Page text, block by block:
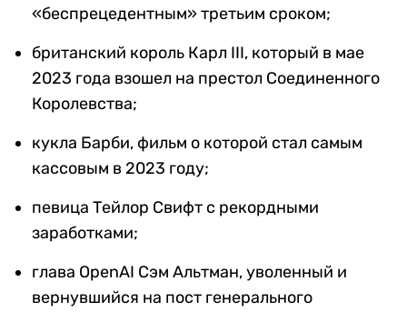
«беспрецедентным» третьим сроком;
британский король Карл III, который в мае
2023 года взошел на престол Соединенного
Королевства;
кукла Барби, фильм о которой стал самым
кассовым в 2023 году;
певица Тейлор Свифт с рекордными
заработками;
глава OpenAI Сэм Альтман, уволенный и
вернувшийся на пост генерального